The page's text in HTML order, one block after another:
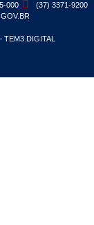
000
(37) 3371-9200